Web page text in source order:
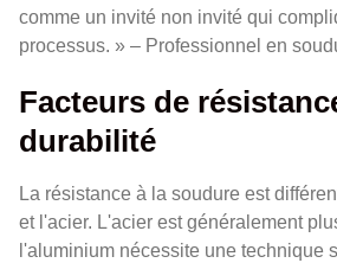
comme un invité non invité qui
processus. » – Professionnel en
Facteurs de
durabilité
La résistance à la soudure est
et l'acier. L'acier est généralement
l'aluminium nécessite une technique